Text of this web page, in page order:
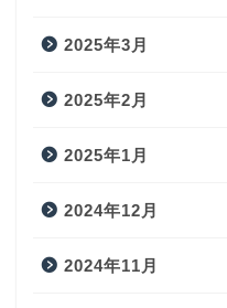
2025年3月
2025年2月
2025年1月
2024年12月
2024年11月